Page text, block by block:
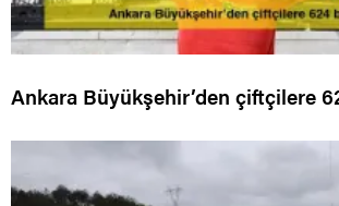
Ankara Büyükşehir’den çiftçilere